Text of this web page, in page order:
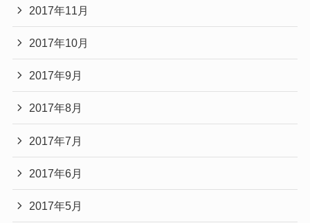
2017年11月
2017年10月
2017年9月
2017年8月
2017年7月
2017年6月
2017年5月